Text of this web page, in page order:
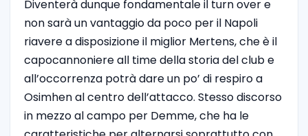
Diventerà dunque fondamentale il turn over e
non sarà un vantaggio da poco per il Napoli
riavere a disposizione il miglior Mertens, che è il
capocannoniere all time della storia del club e
all’occorrenza potrà dare un po’ di respiro a
Osimhen al centro dell’attacco. Stesso discorso
in mezzo al campo per Demme, che ha le